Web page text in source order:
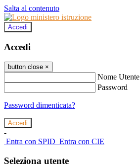
Salta al contenuto
Accedi
Accedi
button close ×
Nome Utente
Password
Password dimenticata?
-
Entra con SPID Entra con CIE
Seleziona utente